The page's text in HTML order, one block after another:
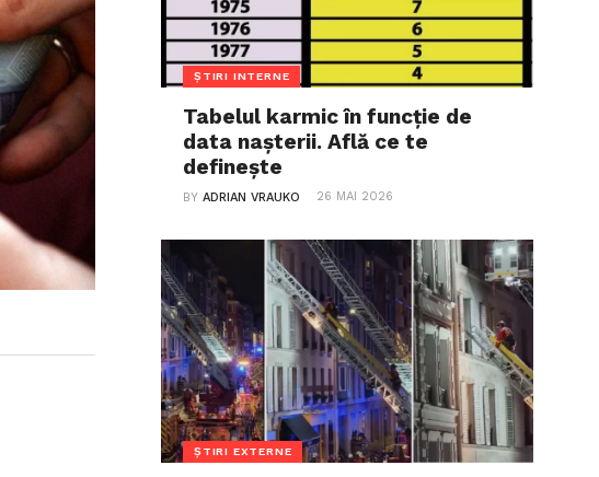
ȘTIRI INTERNE
Tabelul karmic în funcție de
data nașterii. Află ce te
definește
BYADRIAN VRAUKO 26 MAI 2026
ȘTIRI EXTERNE